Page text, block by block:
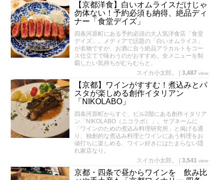
【京都洋食】白いオムライスだけじゃ
勿体ない！予約必須も納得、絶品ディ
ナー「食堂デイズ」
四条河原町にある予約必須の大人気洋食店「食堂
デイズ」。メディアで話題の「白いオムライス」
が名物ですが、お酒に合う絶品アラカルトをコー
ス仕立てで味わうのがおすすめ。全メニューを制
覇したい気持ちがむらむらと。
スイカ小太郎。
3,487 view
【京都】ワインがすすむ！煮込みとパ
スタが楽しめる創作イタリアン
「NIKOLABO」
四条河原町からすぐ、ビル2階にある創作イタリア
ン「NIKOLABO（ニコラボ）」。サブネームに
「ワインのための煮込み料理研究所」と掲げる通
り、独創的な煮込み料理とワインにあう料理をお
値打ちに楽しめる、ワイン好きにはたまらない隠
れ家店なり。
スイカ小太郎。
3,541 view
京都・四条で昼からワインを 飲み比